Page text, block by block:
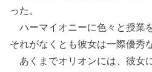
った。
ハーマイオニーに色々と授業
それがなくとも彼女は一際優秀
あくまでオリオンには、彼女